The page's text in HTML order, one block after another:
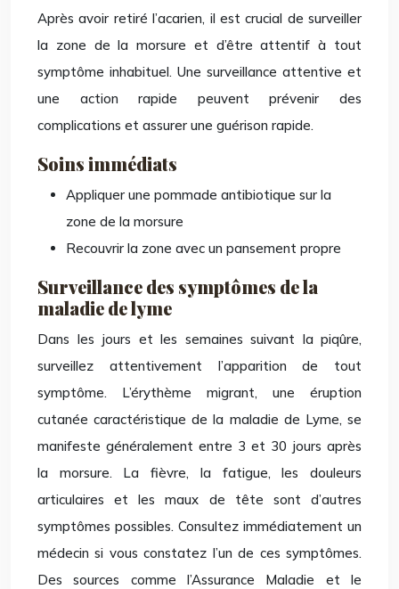
Après avoir retiré l’acarien, il est crucial de surveiller
la zone de la morsure et d’être attentif à tout
symptôme inhabituel. Une surveillance attentive et
une action rapide peuvent prévenir des
complications et assurer une guérison rapide.
Soins immédiats
Appliquer une pommade antibiotique sur la
zone de la morsure
Recouvrir la zone avec un pansement propre
Surveillance des symptômes de la
maladie de lyme
Dans les jours et les semaines suivant la piqûre,
surveillez attentivement l’apparition de tout
symptôme. L’érythème migrant, une éruption
cutanée caractéristique de la maladie de Lyme, se
manifeste généralement entre 3 et 30 jours après
la morsure. La fièvre, la fatigue, les douleurs
articulaires et les maux de tête sont d’autres
symptômes possibles. Consultez immédiatement un
médecin si vous constatez l’un de ces symptômes.
Des sources comme l’Assurance Maladie et le